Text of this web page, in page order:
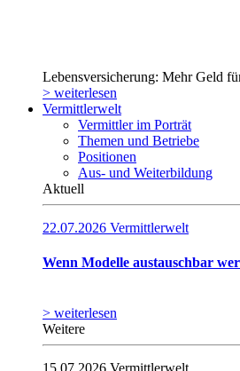
Lebensversicherung: Mehr Geld
> weiterlesen
Vermittlerwelt
Vermittler im Porträt
Themen und Betriebe
Positionen
Aus- und Weiterbildung
Aktuell
22.07.2026 Vermittlerwelt
Wenn Modelle austauschbar
> weiterlesen
Weitere